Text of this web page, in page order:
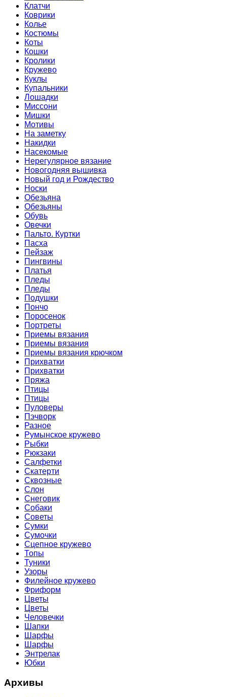
Клатчи
Коврики
Колье
Костюмы
Коты
Кошки
Кролики
Кружево
Куклы
Купальники
Лошадки
Миссони
Мишки
Мотивы
На заметку
Накидки
Насекомые
Нерегулярное вязание
Новогодняя вышивка
Новый год и Рождество
Носки
Обезьяна
Обезьяны
Обувь
Овечки
Пальто. Куртки
Пасха
Пейзаж
Пингвины
Платья
Пледы
Пледы
Подушки
Пончо
Поросенок
Портреты
Приемы вязания
Приемы вязания
Приемы вязания крючком
Прихватки
Прихватки
Пряжа
Птицы
Птицы
Пуловеры
Пэчворк
Разное
Румынское кружево
Рыбки
Рюкзаки
Салфетки
Скатерти
Сквозные
Слон
Снеговик
Собаки
Советы
Сумки
Сумочки
Сцепное кружево
Топы
Туники
Узоры
Филейное кружево
Фриформ
Цветы
Цветы
Человечки
Шапки
Шарфы
Шарфы
Энтрелак
Юбки
Архивы